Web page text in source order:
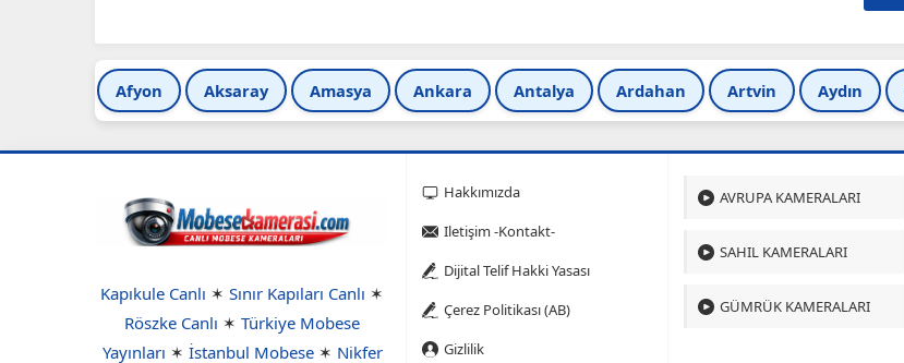
Afyon Aksaray Amasya Ankara Antalya Ardahan Artvin Aydın
Kapıkule Canlı ✶ Sınır Kapıları Canlı ✶
Röszke Canlı ✶ Türkiye Mobese
Yayınları ✶ İstanbul Mobese✶ Nikfer
Hakkımızda
Iletişim -Kontakt-
Dijital Telif Hakki Yasası
Çerez Politikası (AB)
Gizlilik
AVRUPA KAMERALARI
SAHIL KAMERALARI
GÜMRÜK KAMERALARI